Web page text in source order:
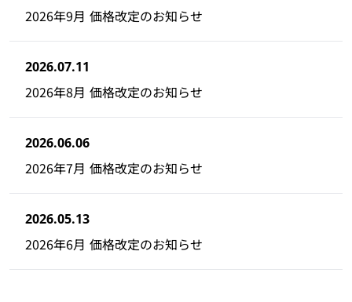
2026年9月 価格改定のお知らせ
2026.07.11
2026年8月 価格改定のお知らせ
2026.06.06
2026年7月 価格改定のお知らせ
2026.05.13
2026年6月 価格改定のお知らせ